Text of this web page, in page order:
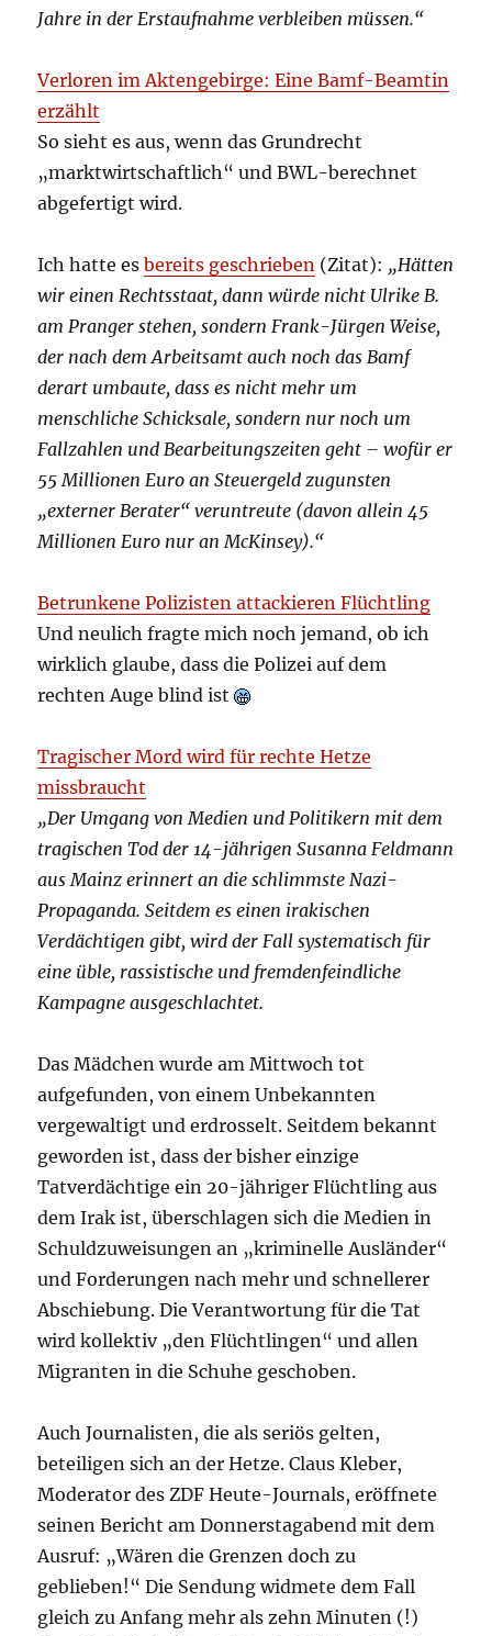
Jahre in der Erstaufnahme verbleiben müssen.“
Verloren im Aktengebirge: Eine Bamf-Beamtin
erzählt
So sieht es aus, wenn das Grundrecht
„marktwirtschaftlich“ und BWL-berechnet
abgefertigt wird.
Ich hatte esbereits geschrieben (Zitat): „Hätten
wir einen Rechtsstaat, dann würde nicht Ulrike B.
am Pranger stehen, sondern Frank-Jürgen Weise,
der nach dem Arbeitsamt auch noch das Bamf
derart umbaute, dass es nicht mehr um
menschliche Schicksale, sondern nur noch um
Fallzahlen und Bearbeitungszeiten geht – wofür er
55 Millionen Euro an Steuergeld zugunsten
„externer Berater“ veruntreute (davon allein 45
Millionen Euro nur an McKinsey).“
Betrunkene Polizisten attackieren Flüchtling
Und neulich fragte mich noch jemand, ob ich
wirklich glaube, dass die Polizei auf dem
rechten Auge blind ist
Tragischer Mord wird für rechte Hetze
missbraucht
„Der Umgang von Medien und Politikern mit dem
tragischen Tod der 14-jährigen Susanna Feldmann
aus Mainz erinnert an die schlimmste Nazi-
Propaganda. Seitdem es einen irakischen
Verdächtigen gibt, wird der Fall systematisch für
eine üble, rassistische und fremdenfeindliche
Kampagne ausgeschlachtet.
Das Mädchen wurde am Mittwoch tot
aufgefunden, von einem Unbekannten
vergewaltigt und erdrosselt. Seitdem bekannt
geworden ist, dass der bisher einzige
Tatverdächtige ein 20-jähriger Flüchtling aus
dem Irak ist, überschlagen sich die Medien in
Schuldzuweisungen an „kriminelle Ausländer“
und Forderungen nach mehr und schnellerer
Abschiebung. Die Verantwortung für die Tat
wird kollektiv „den Flüchtlingen“ und allen
Migranten in die Schuhe geschoben.
Auch Journalisten, die als seriös gelten,
beteiligen sich an der Hetze. Claus Kleber,
Moderator des ZDF Heute-Journals, eröffnete
seinen Bericht am Donnerstagabend mit dem
Ausruf: „Wären die Grenzen doch zu
geblieben!“ Die Sendung widmete dem Fall
gleich zu Anfang mehr als zehn Minuten (!)